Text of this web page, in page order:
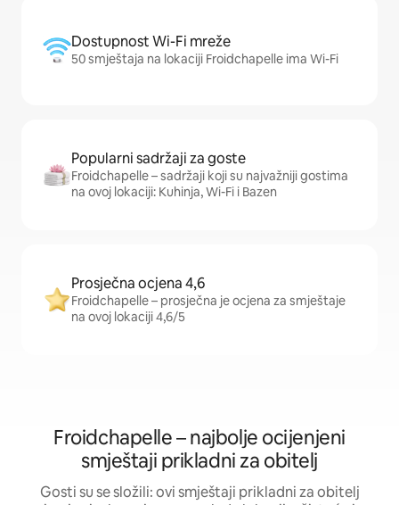
Dostupnost Wi-Fi mreže
50 smještaja na lokaciji Froidchapelle ima Wi-Fi
Popularni sadržaji za goste
Froidchapelle – sadržaji koji su najvažniji gostima
na ovoj lokaciji: Kuhinja, Wi-Fi i Bazen
Prosječna ocjena 4,6
Froidchapelle – prosječna je ocjena za smještaje
na ovoj lokaciji 4,6/5
Froidchapelle – najbolje ocijenjeni
smještaji prikladni za obitelj
Gosti su se složili: ovi smještaji prikladni za obitelj